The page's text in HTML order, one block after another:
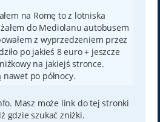
na Romę to z lotniska
do Mediolanu autobusem
z wyprzedzeniem przez
po jakieś 8 euro + jeszcze
na jakiejś stronce.
po północy.
Masz może link do tej stronki
gdzie szukać zniżki.